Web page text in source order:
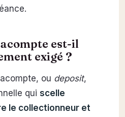
est-il
exigé ?
ou deposit,
qui scelle
le collectionneur et